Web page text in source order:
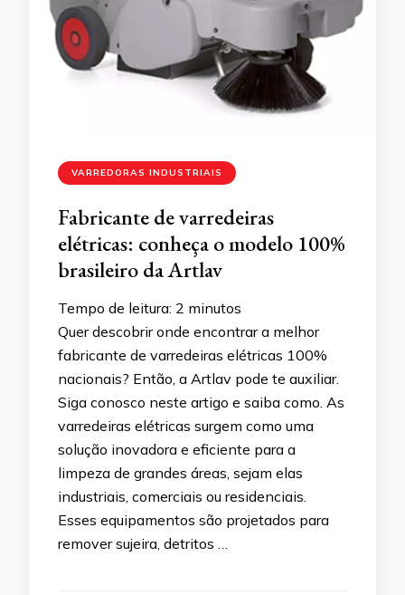
VARREDORAS INDUSTRIAIS
Fabricante de varredeiras
elétricas: conheça o modelo 100%
brasileiro da Artlav
Tempo de leitura: 2 minutos
Quer descobrir onde encontrar a melhor
fabricante de varredeiras elétricas 100%
nacionais? Então, a Artlav pode te auxiliar.
Siga conosco neste artigo e saiba como. As
varredeiras elétricas surgem como uma
solução inovadora e eficiente para a
limpeza de grandes áreas, sejam elas
industriais, comerciais ou residenciais.
Esses equipamentos são projetados para
remover sujeira, detritos …